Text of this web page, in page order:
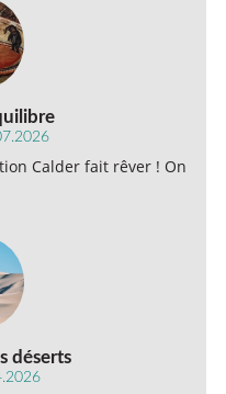
Calder fait rêver ! On
déserts